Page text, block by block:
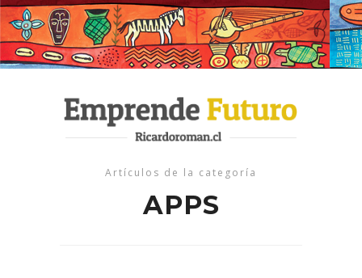
Artículos de la categoría
APPS